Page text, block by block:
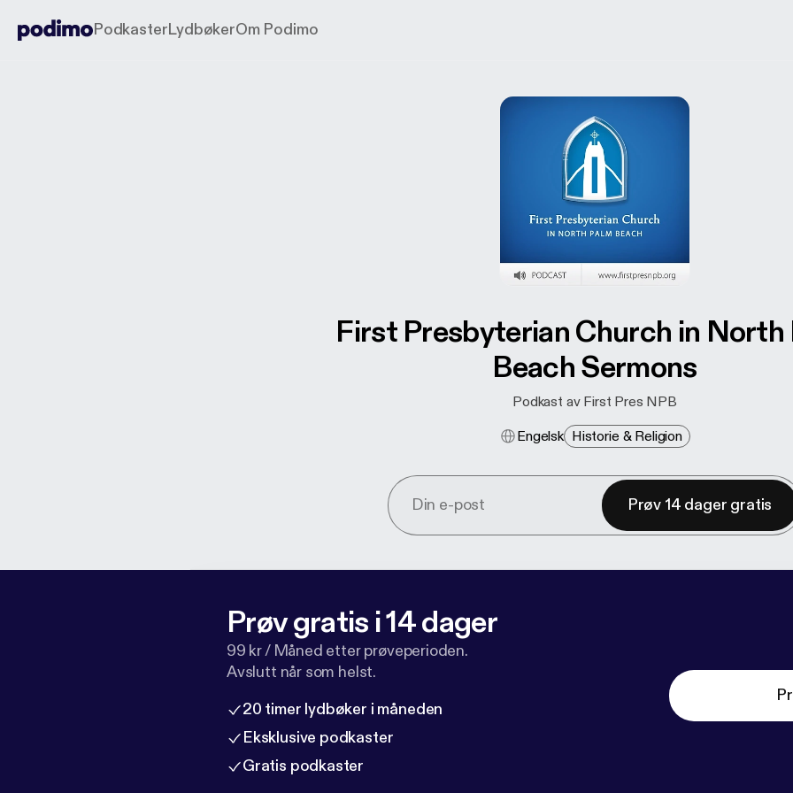
PodkasterLydbøkerOm Podimo
First Presbyterian Church in North
Beach Sermons
Podkast av First Pres NPB
Engelsk Historie & Religion
Prøv 14 dager gratis
Prøv gratis i 14 dager
99 kr / Måned etter prøveperioden.
Avslutt når som helst.
20 timer lydbøker i måneden
Eksklusive podkaster
Gratis podkaster